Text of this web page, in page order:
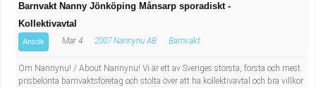
Barnvakt Nanny Jönköping Månsarp sporadiskt -
Kollektivavtal
Ansök Mar 4 2007 Nannynu AB Barnvakt
Om Nannynu! / About Nannynu! Vi är ett av Sveriges största, första och mest
prisbelönta barnvaktsföretag och stolta över att ha kollektivavtal och bra villkor